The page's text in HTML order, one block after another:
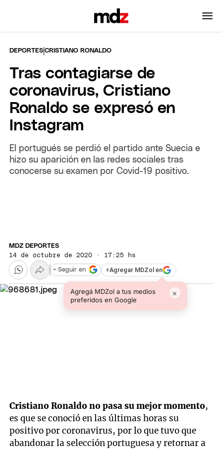
DEPORTES |CRISTIANO RONALDO
Tras contagiarse de
coronavirus, Cristiano
Ronaldo se expresó en
Instagram
El portugués se perdió el partido ante Suecia e
hizo su aparición en las redes sociales tras
conocerse su examen por Covid-19 positivo.
MDZ DEPORTES
14 de octubre de 2020 · 17:25 hs
+Agregar MDZol en
Agregá MDZol a tus medios
preferidos en Google
×
+ Seguir en
Cristiano Ronaldo no pasa su mejor momento,
es que se conoció en las últimas horas su
positivo por coronavirus, por lo que tuvo que
abandonar la selección portuguesa y retornar a